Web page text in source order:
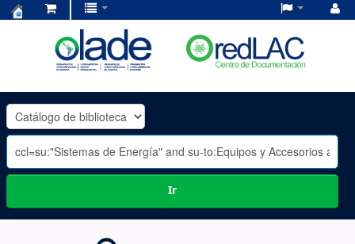
OLADE
-
Ir